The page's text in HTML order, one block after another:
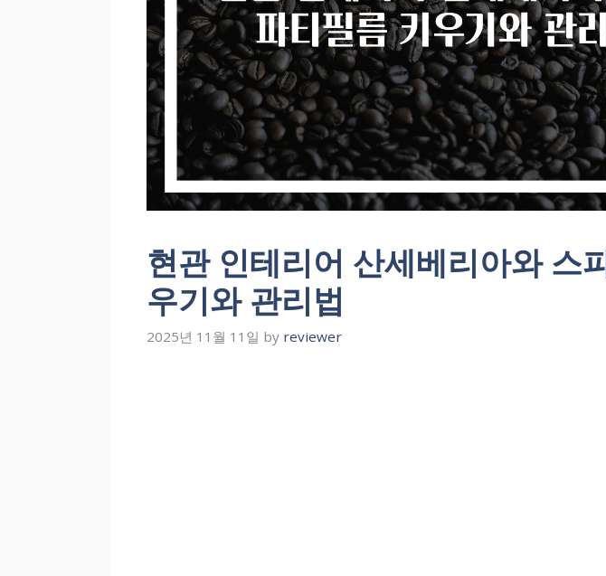
현관 인테리어 산세베리아와 스
우기와 관리법
2025년 11월 11일 by reviewer